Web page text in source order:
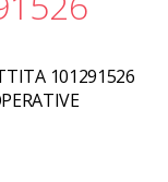
101291526